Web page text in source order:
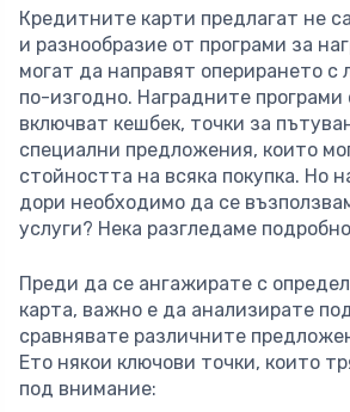
Кредитните карти предлагат не
и разнообразие от програми за
могат да направят оперирането
по-изгодно. Наградните програми
включват кешбек, точки за
специални предложения, които
стойността на всяка покупка. Но
дори необходимо да се
услуги? Нека разгледаме
Преди да се ангажирате с
карта, важно е да анализирате
сравнявате различните
Ето някои ключови точки, които
под внимание: